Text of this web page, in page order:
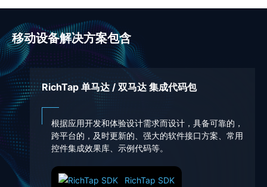
移动设备解决方案包含
RichTap 单马达 / 双马达 集成代码包
根据应用开发和体验设计需求而设计，具备可靠的，
跨平台的，及时更新的、强大的软件接口方案、常用
控件集成效果库、示例代码等。
RichTap SDK